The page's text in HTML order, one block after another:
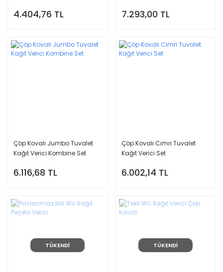
4.404,76 TL 7.293,00 TL
Çöp Kovalı Jumbo Tuvalet
Kağıt Verici Kombine Set
6.116,68 TL
Çöp Kovalı Cimri Tuvalet
Kağıt Verici Set
6.002,14 TL
TÜKENDİ TÜKENDİ